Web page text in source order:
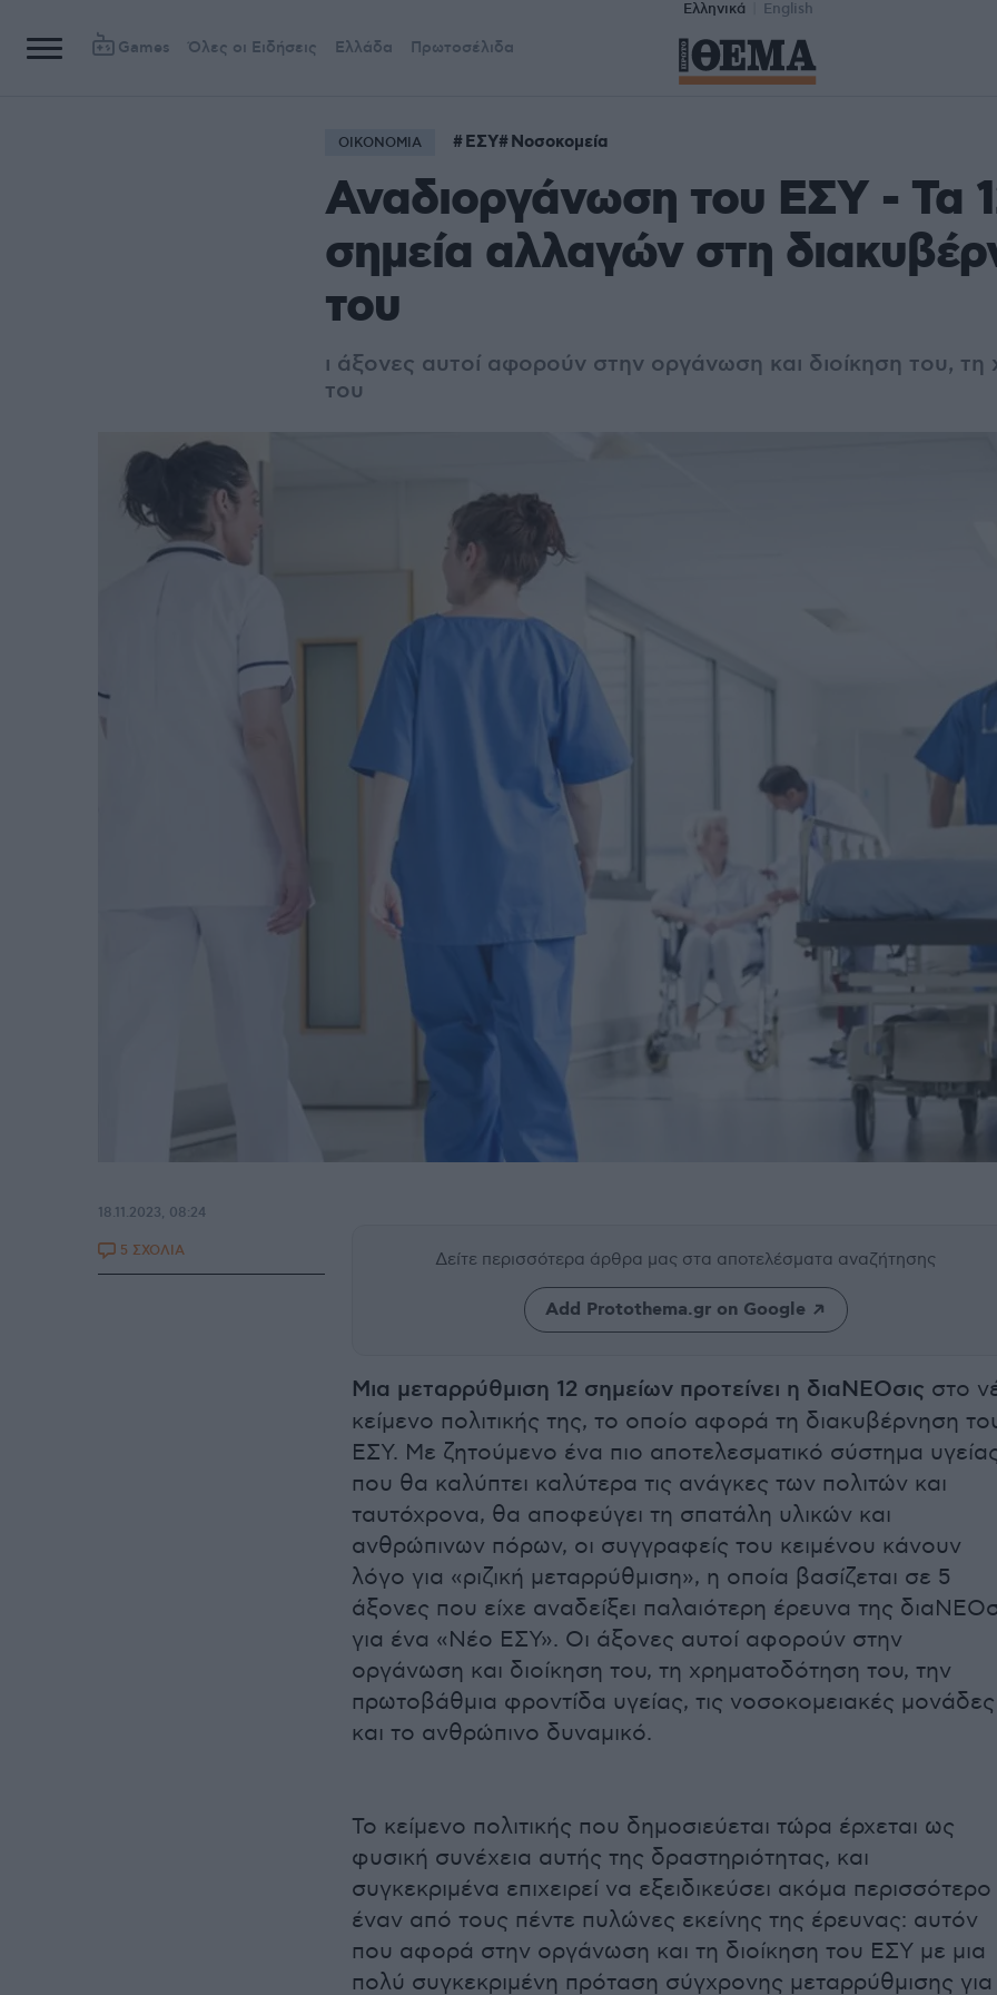
Ελληνικά English
Games Όλες οι Ειδήσεις Ελλάδα Πρωτοσέλιδα
ΟΙΚΟΝΟΜΙΑ ΕΣΥ Νοσοκομεία
Αναδιοργάνωση του ΕΣΥ - Τα
σημεία αλλαγών στη
του
ι άξονες αυτοί αφορούν στην οργάνωση και διοίκηση του,
του
Δείτε περισσότερα άρθρα μας στα αποτελέσματα αναζήτησης
Add Protothema.gr on Google
Μια μεταρρύθμιση 12 σημείων προτείνει η διαΝΕΟσις στο
κείμενο πολιτικής της, το οποίο αφορά τη διακυβέρνηση
ΕΣΥ. Με ζητούμενο ένα πιο αποτελεσματικό σύστημα
που θα καλύπτει καλύτερα τις ανάγκες των πολιτών και
ταυτόχρονα, θα αποφεύγει τη σπατάλη υλικών και
ανθρώπινων πόρων, οι συγγραφείς του κειμένου κάνουν
λόγο για «ριζική μεταρρύθμιση», η οποία βασίζεται σε 5
άξονες που είχε αναδείξει παλαιότερη έρευνα της
για ένα «Νέο ΕΣΥ». Οι άξονες αυτοί αφορούν στην
οργάνωση και διοίκηση του, τη χρηματοδότηση του, την
πρωτοβάθμια φροντίδα υγείας, τις νοσοκομειακές μονάδες
και το ανθρώπινο δυναμικό.
Το κείμενο πολιτικής που δημοσιεύεται τώρα έρχεται ως
φυσική συνέχεια αυτής της δραστηριότητας, και
συγκεκριμένα επιχειρεί να εξειδικεύσει ακόμα περισσότερο
έναν από τους πέντε πυλώνες εκείνης της έρευνας: αυτόν
που αφορά στην οργάνωση και τη διοίκηση του ΕΣΥ με μια
πολύ συγκεκριμένη πρόταση σύγχρονης μεταρρύθμισης για
18.11.2023, 08:24
5 ΣΧΟΛΙΑ